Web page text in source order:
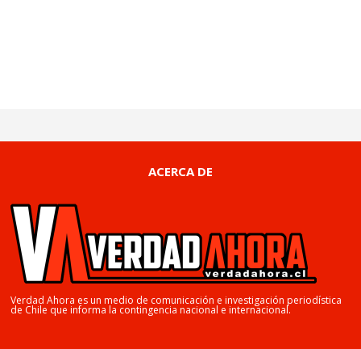
ACERCA DE
Verdad Ahora es un medio de comunicación e investigación periodística
de Chile que informa la contingencia nacional e internacional.